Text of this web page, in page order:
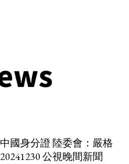
國身分證 陸委會：嚴格
公視晚間新聞